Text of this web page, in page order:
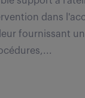
dans
fournissant